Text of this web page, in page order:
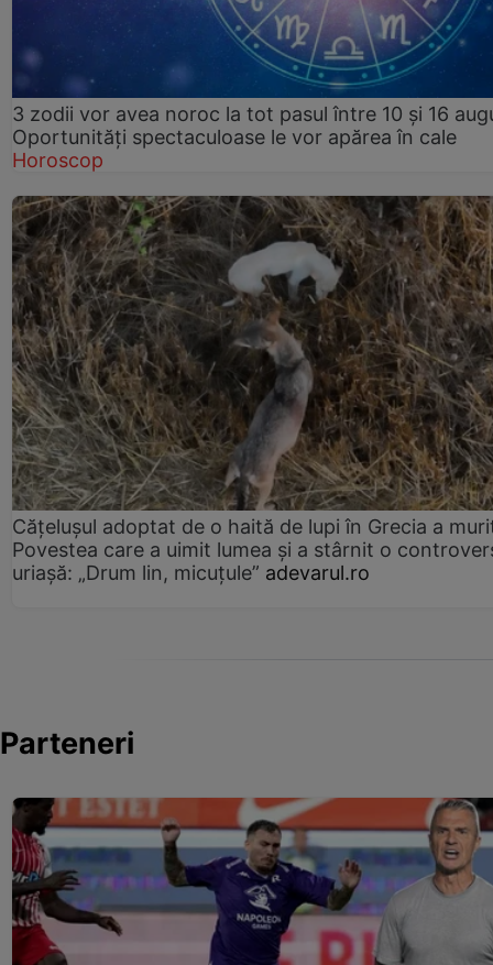
3 zodii vor avea noroc la tot pasul între 10 și 16
Oportunități spectaculoase le vor apărea în cale
Horoscop
Cățelușul adoptat de o haită de lupi în Grecia a
Povestea care a uimit lumea și a stârnit o
uriașă: „Drum lin, micuțule” adevarul.ro
Parteneri